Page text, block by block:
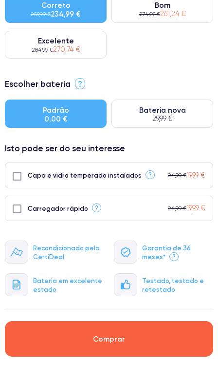
Recondicionado pela
CertiDeal
Garantia de 36
meses*
?
Bateria em excelente
estado
Testado, testado e
retestado
Correto
259,99 €234,99 €
Bom
274,99 €261,24 €
Excelente
284,99 €270,74 €
⭐ Premium
● Bateria: Adequada para uso intensivo.
● Apenas 5% dos nossos telefones atingem a classificação
Escolher bateria ?
Padrão
0,00 €
Bateria nova
29,99 €
Isto pode ser do seu interesse
Capa e vidro temperado instalados ? 24,99 €19,99 €
Carregador rápido ? 24,99 €19,99 €
Comprar